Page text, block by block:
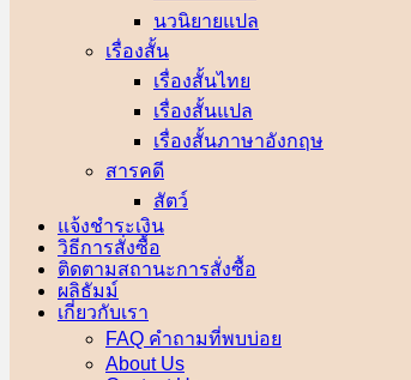
นวนิยายแปล
เรื่องสั้น
เรื่องสั้นไทย
เรื่องสั้นแปล
เรื่องสั้นภาษาอังกฤษ
สารคดี
สัตว์
แจ้งชำระเงิน
วิธีการสั่งซื้อ
ติดตามสถานะการสั่งซื้อ
ผลิธัมม์
เกี่ยวกับเรา
FAQ คำถามที่พบบ่อย
About Us